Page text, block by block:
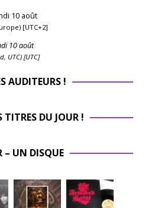
10 août
[UTC+2]
10 août
UTC) [UTC]
AUDITEURS !
TITRES DU JOUR !
– UN DISQUE